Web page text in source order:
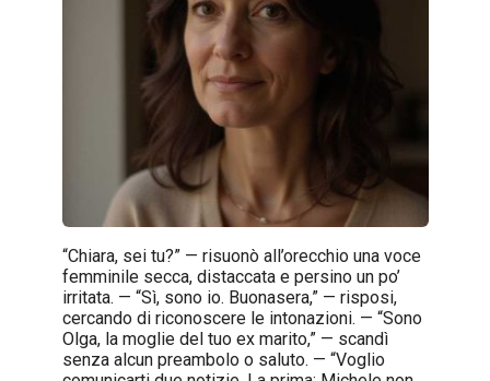
“Chiara, sei tu?” — risuonò all’orecchio una voce
femminile secca, distaccata e persino un po’
irritata. — “Sì, sono io. Buonasera,” — risposi,
cercando di riconoscere le intonazioni. — “Sono
Olga, la moglie del tuo ex marito,” — scandì
senza alcun preambolo o saluto. — “Voglio